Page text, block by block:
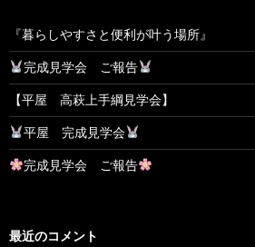
『暮らしやすさと便利が叶う場所』
完成見学会 ご報告
【平屋 高萩上手綱見学会】
平屋 完成見学会
完成見学会 ご報告
最近のコメント